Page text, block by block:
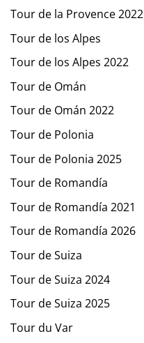
Tour de la Provence 2022
Tour de los Alpes
Tour de los Alpes 2022
Tour de Omán
Tour de Omán 2022
Tour de Polonia
Tour de Polonia 2025
Tour de Romandía
Tour de Romandía 2021
Tour de Romandía 2026
Tour de Suiza
Tour de Suiza 2024
Tour de Suiza 2025
Tour du Var